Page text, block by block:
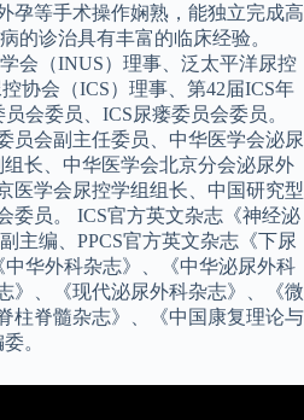
孕等手术操作娴熟，能独立完成高
的诊治具有丰富的临床经验。
会（INUS）理事、泛太平洋尿控
协会（ICS）理事、第42届ICS年
会委员、ICS尿瘘委员会委员。
员会副主任委员、中华医学会泌尿
长、中华医学会北京分会泌尿外
医学会尿控学组组长、中国研究型
委员。 ICS官方英文杂志《神经泌
主编、PPCS官方英文杂志《下尿
华外科杂志》、《中华泌尿外科
》、《现代泌尿外科杂志》、《微
柱脊髓杂志》、《中国康复理论与
。